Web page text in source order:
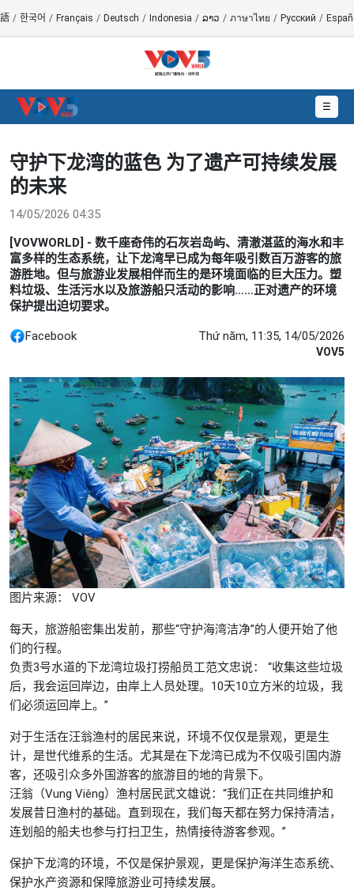
/ 한국어 / Français / Deutsch / Indonesia / ລາວ / ภาษาไทย / Русский /
☰
守护下龙湾的蓝色 为了遗产可持续发展
的未来
14/05/2026 04:35
[VOVWORLD] - 数千座奇伟的石灰岩岛屿、清澈湛蓝的海水和丰
富多样的生态系统，让下龙湾早已成为每年吸引数百万游客的旅
游胜地。但与旅游业发展相伴而生的是环境面临的巨大压力。塑
料垃圾、生活污水以及旅游船只活动的影响……正对遗产的环境
保护提出迫切要求。
Facebook Thứ năm, 11:35, 14/05/2026
VOV5
图片来源： VOV
每天，旅游船密集出发前，那些“守护海湾洁净”的人便开始了他
们的行程。
负责3号水道的下龙湾垃圾打捞船员工范文忠说： “收集这些垃圾
后，我会运回岸边，由岸上人员处理。10天10立方米的垃圾，我
们必须运回岸上。”
对于生活在汪翁渔村的居民来说，环境不仅仅是景观，更是生
计，是世代维系的生活。尤其是在下龙湾已成为不仅吸引国内游
客，还吸引众多外国游客的旅游目的地的背景下。
汪翁（Vung Viêng）渔村居民武文雄说：“我们正在共同维护和
发展昔日渔村的基础。直到现在，我们每天都在努力保持清洁，
连划船的船夫也参与打扫卫生，热情接待游客参观。”
保护下龙湾的环境，不仅是保护景观，更是保护海洋生态系统、
保护水产资源和保障旅游业可持续发展。